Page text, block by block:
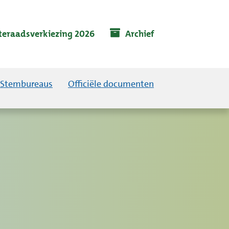
2026 Archief
Stembureaus Officiële documenten